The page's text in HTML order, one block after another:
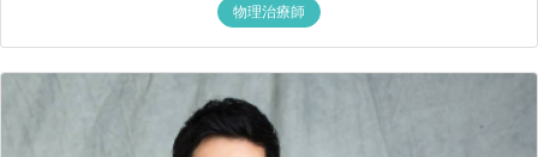
物理治療師